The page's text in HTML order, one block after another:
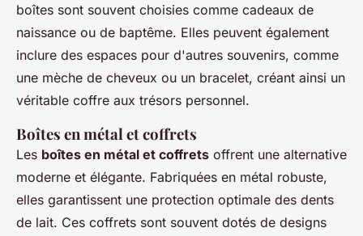
boîtes sont souvent choisies comme cadeaux de
naissance ou de baptême. Elles peuvent également
inclure des espaces pour d'autres souvenirs, comme
une mèche de cheveux ou un bracelet, créant ainsi un
véritable coffre aux trésors personnel.
Boîtes en métal et coffrets
Les boîtes en métal et coffrets offrent une alternative
moderne et élégante. Fabriquées en métal robuste,
elles garantissent une protection optimale des dents
de lait. Ces coffrets sont souvent dotés de designs